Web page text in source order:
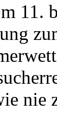
11.
nie